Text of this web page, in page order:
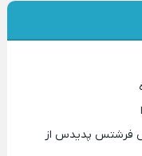
فرشتس پدیدس از